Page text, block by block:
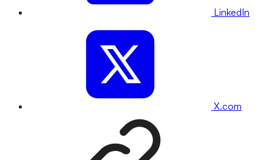
LinkedIn
X.com